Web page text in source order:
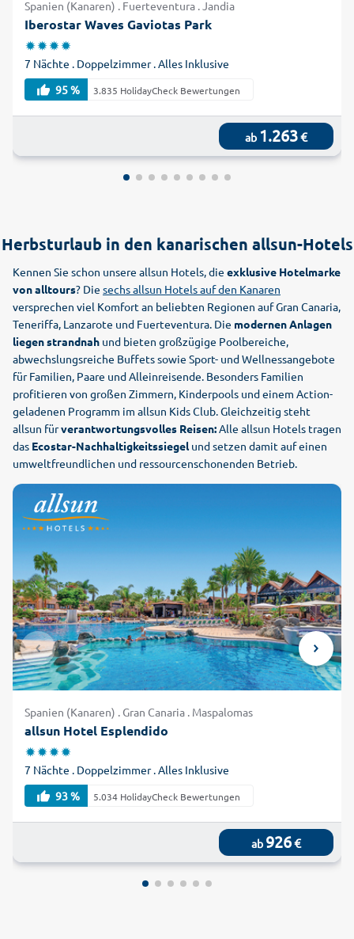
Spanien (Kanaren) . Fuerteventura . Jandia
Iberostar Waves Gaviotas Park
7 Nächte . Doppelzimmer . Alles Inklusive
95 %
3.835 HolidayCheck Bewertungen
ab 1.263€
Herbsturlaub in den kanarischen allsun-Hotels
Kennen Sie schon unsere allsun Hotels, die exklusive Hotelmarke
von alltours? Die sechs allsun Hotels auf den Kanaren
versprechen viel Komfort an beliebten Regionen auf Gran Canaria,
Teneriffa, Lanzarote und Fuerteventura. Die modernen Anlagen
liegen strandnah und bieten großzügige Poolbereiche,
abwechslungsreiche Buffets sowie Sport- und Wellnessangebote
für Familien, Paare und Alleinreisende. Besonders Familien
profitieren von großen Zimmern, Kinderpools und einem Action-
geladenen Programm im allsun Kids Club. Gleichzeitig steht
allsun fürverantwortungsvolles Reisen:Alle allsun Hotels tragen
das Ecostar-Nachhaltigkeitssiegelund setzen damit auf einen
umweltfreundlichen und ressourcenschonenden Betrieb.
Spanien (Kanaren) . Gran Canaria . Maspalomas
allsun Hotel Esplendido
7 Nächte . Doppelzimmer . Alles Inklusive
93 %
5.034 HolidayCheck Bewertungen
ab 926€